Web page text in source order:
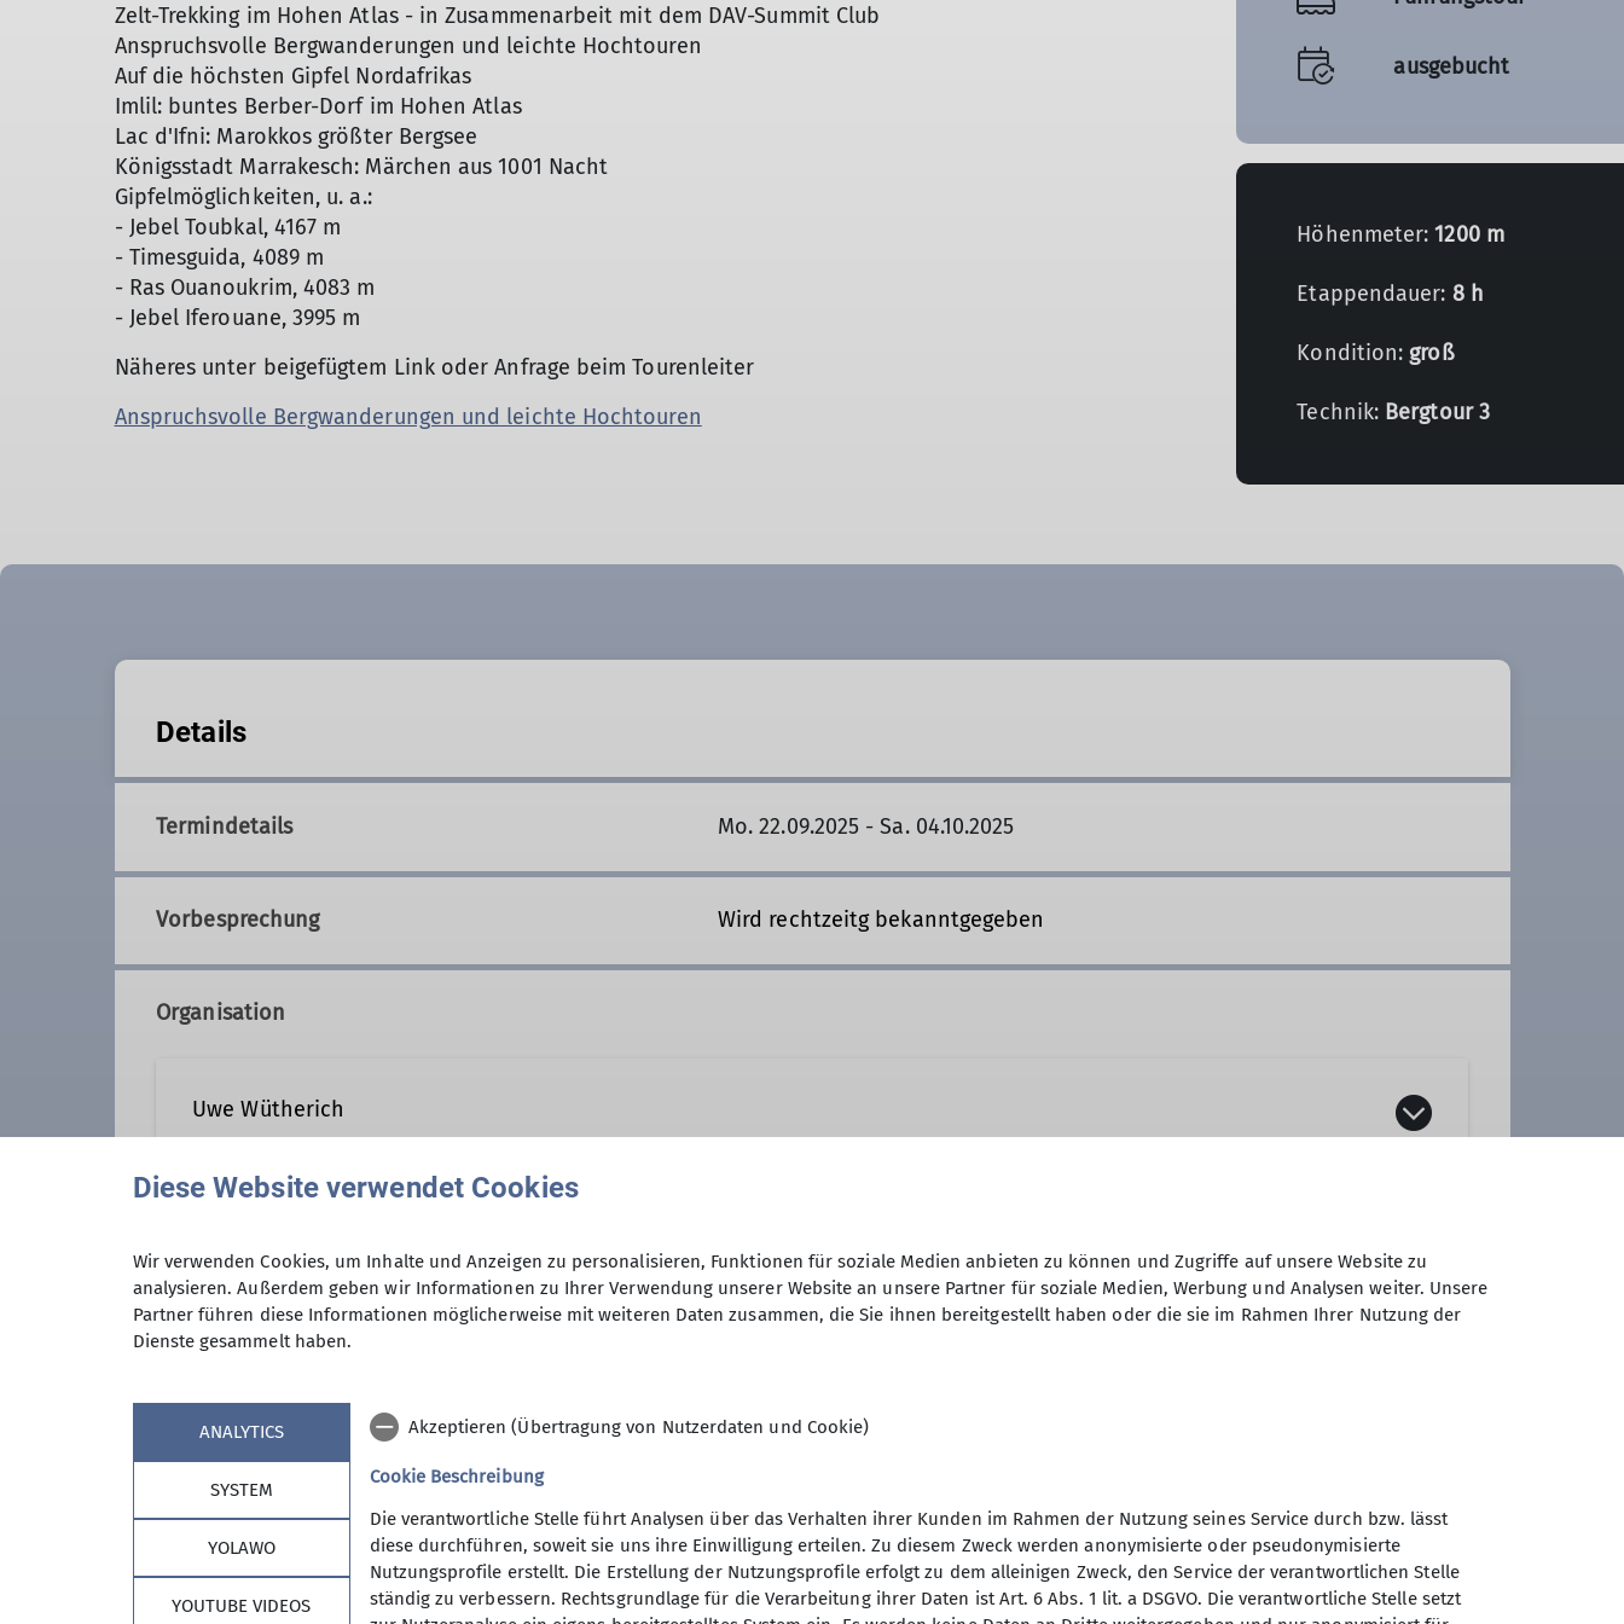
Zelt-Trekking im Hohen Atlas - in Zusammenarbeit mit dem DAV-Summit Club
Anspruchsvolle Bergwanderungen und leichte Hochtouren
Auf die höchsten Gipfel Nordafrikas
Imlil: buntes Berber-Dorf im Hohen Atlas
Lac d'Ifni: Marokkos größter Bergsee
Königsstadt Marrakesch: Märchen aus 1001 Nacht
Gipfelmöglichkeiten, u. a.:
- Jebel Toubkal, 4167 m
- Timesguida, 4089 m
- Ras Ouanoukrim, 4083 m
- Jebel Iferouane, 3995 m
Näheres unter beigefügtem Link oder Anfrage beim Tourenleiter
Anspruchsvolle Bergwanderungen und leichte Hochtouren
ausgebucht
Höhenmeter:1200 m
Etappendauer: 8 h
Kondition: groß
Technik: Bergtour 3
Details
Termindetails Mo. 22.09.2025 - Sa. 04.10.2025
Vorbesprechung Wird rechtzeitg bekanntgegeben
Organisation
Uwe Wütherich
Kontakt aufnehmen
Qualifikationen Ämter
Anmeldung Anfrage senden
Maximale Teilnehmeranzahl
Diese Website verwendet Cookies
Wir verwenden Cookies, um Inhalte und Anzeigen zu personalisieren, Funktionen für soziale Medien anbieten zu können und Zugriffe auf unsere Website zu
analysieren. Außerdem geben wir Informationen zu Ihrer Verwendung unserer Website an unsere Partner für soziale Medien, Werbung und Analysen weiter. Unsere
Partner führen diese Informationen möglicherweise mit weiteren Daten zusammen, die Sie ihnen bereitgestellt haben oder die sie im Rahmen Ihrer Nutzung der
Dienste gesammelt haben.
ANALYTICS
SYSTEM
YOLAWO
YOUTUBE VIDEOS
Akzeptieren (Übertragung von Nutzerdaten und Cookie)
Cookie Beschreibung
Die verantwortliche Stelle führt Analysen über das Verhalten ihrer Kunden im Rahmen der Nutzung seines Service durch bzw. lässt
diese durchführen, soweit sie uns ihre Einwilligung erteilen. Zu diesem Zweck werden anonymisierte oder pseudonymisierte
Nutzungsprofile erstellt. Die Erstellung der Nutzungsprofile erfolgt zu dem alleinigen Zweck, den Service der verantwortlichen Stelle
ständig zu verbessern. Rechtsgrundlage für die Verarbeitung ihrer Daten ist Art. 6 Abs. 1 lit. a DSGVO. Die verantwortliche Stelle setzt